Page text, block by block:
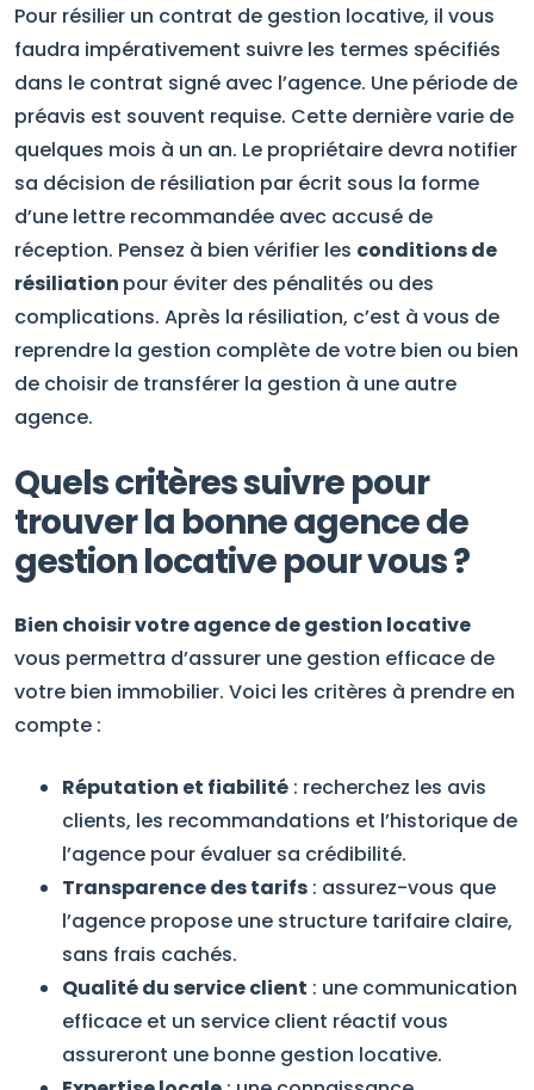
Pour résilier un contrat de gestion locative, il vous
faudra impérativement suivre les termes spécifiés
dans le contrat signé avec l’agence. Une période de
préavis est souvent requise. Cette dernière varie de
quelques mois à un an. Le propriétaire devra notifier
sa décision de résiliation par écrit sous la forme
d’une lettre recommandée avec accusé de
réception. Pensez à bien vérifier les conditions de
résiliation pour éviter des pénalités ou des
complications. Après la résiliation, c’est à vous de
reprendre la gestion complète de votre bien ou bien
de choisir de transférer la gestion à une autre
agence.
Quels critères suivre pour
trouver la bonne agence de
gestion locative pour vous ?
Bien choisir votre agence de gestion locative
vous permettra d’assurer une gestion efficace de
votre bien immobilier. Voici les critères à prendre en
compte :
Réputation et fiabilité : recherchez les avis
clients, les recommandations et l’historique de
l’agence pour évaluer sa crédibilité.
Transparence des tarifs : assurez-vous que
l’agence propose une structure tarifaire claire,
sans frais cachés.
Qualité du service client : une communication
efficace et un service client réactif vous
assureront une bonne gestion locative.